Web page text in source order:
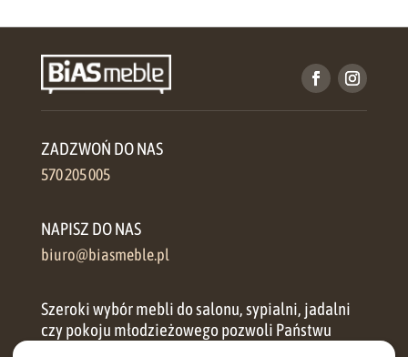
ZADZWOŃ DO NAS
570 205 005
NAPISZ DO NAS
biuro@biasmeble.pl
Szeroki wybór mebli do salonu, sypialni, jadalni
czy pokoju młodzieżowego pozwoli Państwu